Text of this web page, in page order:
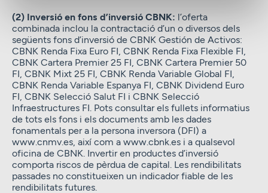
(2) Inversió en fons d’inversió CBNK: l’oferta
combinada inclou la contractació d’un o diversos dels
següents fons d’inversió de CBNK Gestión de Activos:
CBNK Renda Fixa Euro FI, CBNK Renda Fixa Flexible FI,
CBNK Cartera Premier 25 FI, CBNK Cartera Premier 50
FI, CBNK Mixt 25 FI, CBNK Renda Variable Global FI,
CBNK Renda Variable Espanya FI, CBNK Dividend Euro
FI, CBNK Selecció Salut FI i CBNK Selecció
Infraestructures FI. Pots consultar els fullets informatius
de tots els fons i els documents amb les dades
fonamentals per a la persona inversora (DFI) a
www.cnmv.es, així com a www.cbnk.es i a qualsevol
oficina de CBNK. Invertir en productes d’inversió
comporta riscos de pèrdua de capital. Les rendibilitats
passades no constitueixen un indicador fiable de les
rendibilitats futures.